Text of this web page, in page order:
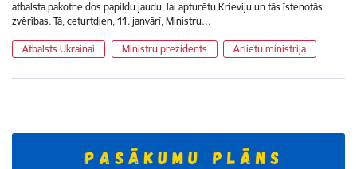
atbalsta pakotne dos papildu jaudu, lai apturētu Krieviju un tās īstenotās
zvērības. Tā, ceturtdien, 11. janvārī, Ministru…
Atbalsts Ukrainai Ministru prezidents Ārlietu ministrija